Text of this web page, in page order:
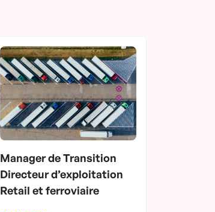
Manager de Transition
Directeur d’exploitation
Retail et ferroviaire